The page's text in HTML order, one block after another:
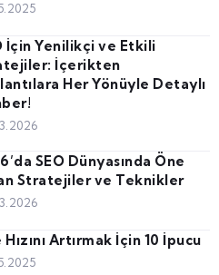
İçin Yenilikçi ve Etkili
İçerikten
Her Yönüyle Detaylı
SEO Dünyasında Öne
Stratejiler ve Teknikler
Artırmak İçin 10 İpucu